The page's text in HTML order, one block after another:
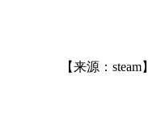
【来源：steam】